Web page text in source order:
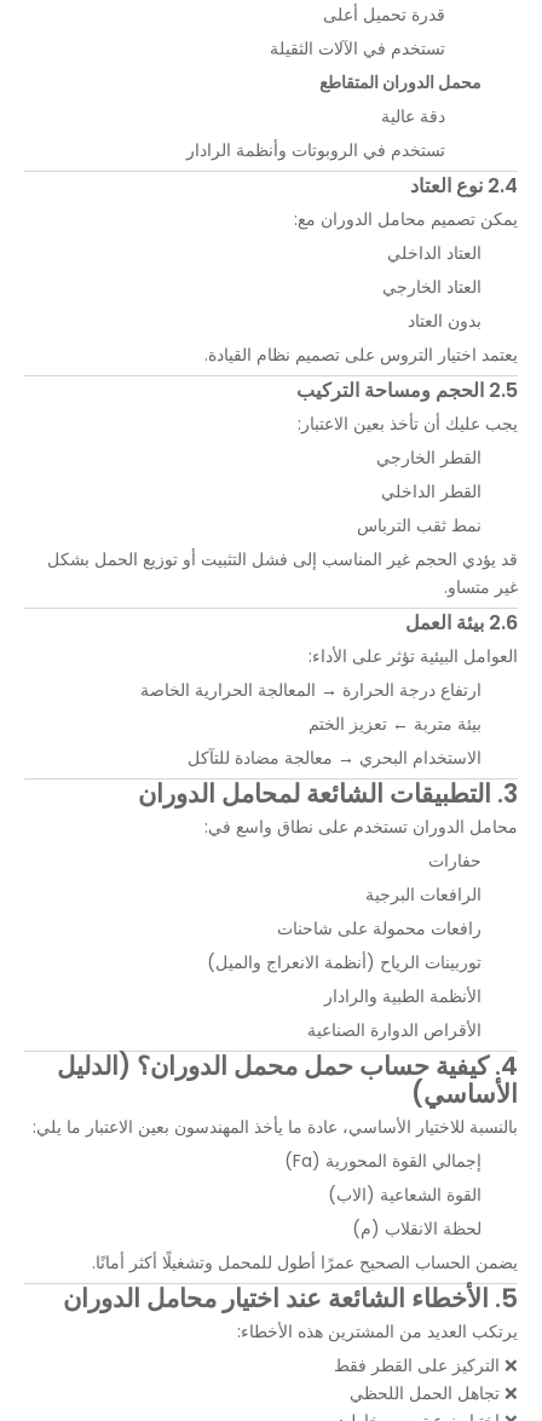
قدرة تحميل أعلى
تستخدم في الآلات الثقيلة
محمل الدوران المتقاطع
دقة عالية
تستخدم في الروبوتات وأنظمة الرادار
2.4 نوع العتاد
يمكن تصميم محامل الدوران مع:
العتاد الداخلي
العتاد الخارجي
بدون العتاد
يعتمد اختيار التروس على تصميم نظام القيادة.
2.5 الحجم ومساحة التركيب
يجب عليك أن تأخذ بعين الاعتبار:
القطر الخارجي
القطر الداخلي
نمط ثقب الترباس
قد يؤدي الحجم غير المناسب إلى فشل التثبيت أو توزيع الحمل بشكل
غير متساو.
2.6 بيئة العمل
العوامل البيئية تؤثر على الأداء:
ارتفاع درجة الحرارة → المعالجة الحرارية الخاصة
بيئة متربة ← تعزيز الختم
الاستخدام البحري → معالجة مضادة للتآكل
3. التطبيقات الشائعة لمحامل الدوران
محامل الدوران تستخدم على نطاق واسع في:
حفارات
الرافعات البرجية
رافعات محمولة على شاحنات
توربينات الرياح (أنظمة الانعراج والميل)
الأنظمة الطبية والرادار
الأقراص الدوارة الصناعية
4. كيفية حساب حمل محمل الدوران؟ (الدليل
الأساسي)
بالنسبة للاختيار الأساسي، عادة ما يأخذ المهندسون بعين الاعتبار ما يلي:
إجمالي القوة المحورية (Fa)
القوة الشعاعية (الاب)
لحظة الانقلاب (م)
يضمن الحساب الصحيح عمرًا أطول للمحمل وتشغيلًا أكثر أمانًا.
5. الأخطاء الشائعة عند اختيار محامل الدوران
يرتكب العديد من المشترين هذه الأخطاء:
❌ التركيز على القطر فقط
❌ تجاهل الحمل اللحظي